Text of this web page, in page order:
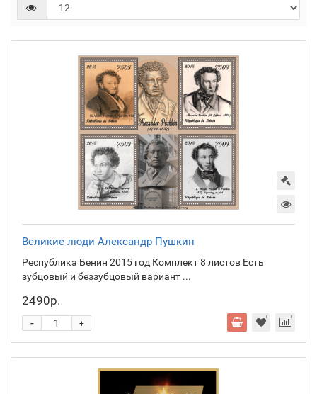
Великие люди Александр Пушкин
Республика Бенин 2015 год Комплект 8 листов Есть
зубцовый и беззубцовый вариант ...
2490р.
+
-